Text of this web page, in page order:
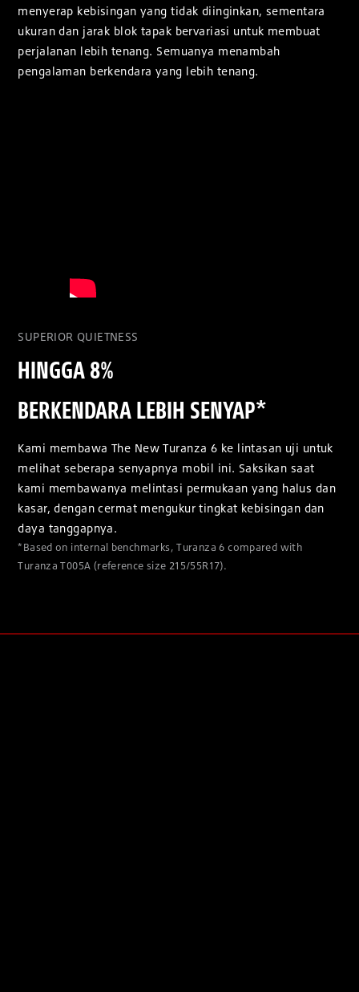
menyerap kebisingan yang tidak diinginkan, sementara
ukuran dan jarak blok tapak bervariasi untuk membuat
perjalanan lebih tenang. Semuanya menambah
pengalaman berkendara yang lebih tenang.
SUPERIOR QUIETNESS
HINGGA 8%
BERKENDARA LEBIH SENYAP*
Kami membawa The New Turanza 6 ke lintasan uji untuk
melihat seberapa senyapnya mobil ini. Saksikan saat
kami membawanya melintasi permukaan yang halus dan
kasar, dengan cermat mengukur tingkat kebisingan dan
daya tanggapnya.
*Based on internal benchmarks, Turanza 6 compared with
Turanza T005A (reference size 215/55R17).